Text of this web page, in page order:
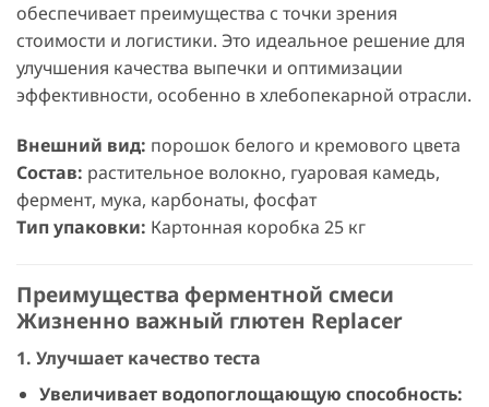
обеспечивает преимущества с точки зрения
стоимости и логистики. Это идеальное решение для
улучшения качества выпечки и оптимизации
эффективности, особенно в хлебопекарной отрасли.
Внешний вид: порошок белого и кремового цвета
Состав: растительное волокно, гуаровая камедь,
фермент, мука, карбонаты, фосфат
Тип упаковки: Картонная коробка 25 кг
Преимущества ферментной смеси
Жизненно важный глютен Replacer
1. Улучшает качество теста
Увеличивает водопоглощающую способность: